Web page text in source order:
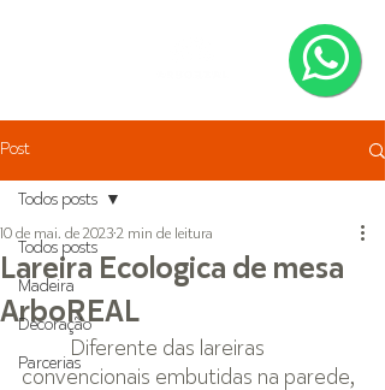
Post
Todos posts
Madeira
Decoração
Parcerias
Todos posts
Lareira Ecologica de mesa
ArboREAL
10 de mai. de 2023 2 min de leitura
Diferente das lareiras
convencionais embutidas na parede,